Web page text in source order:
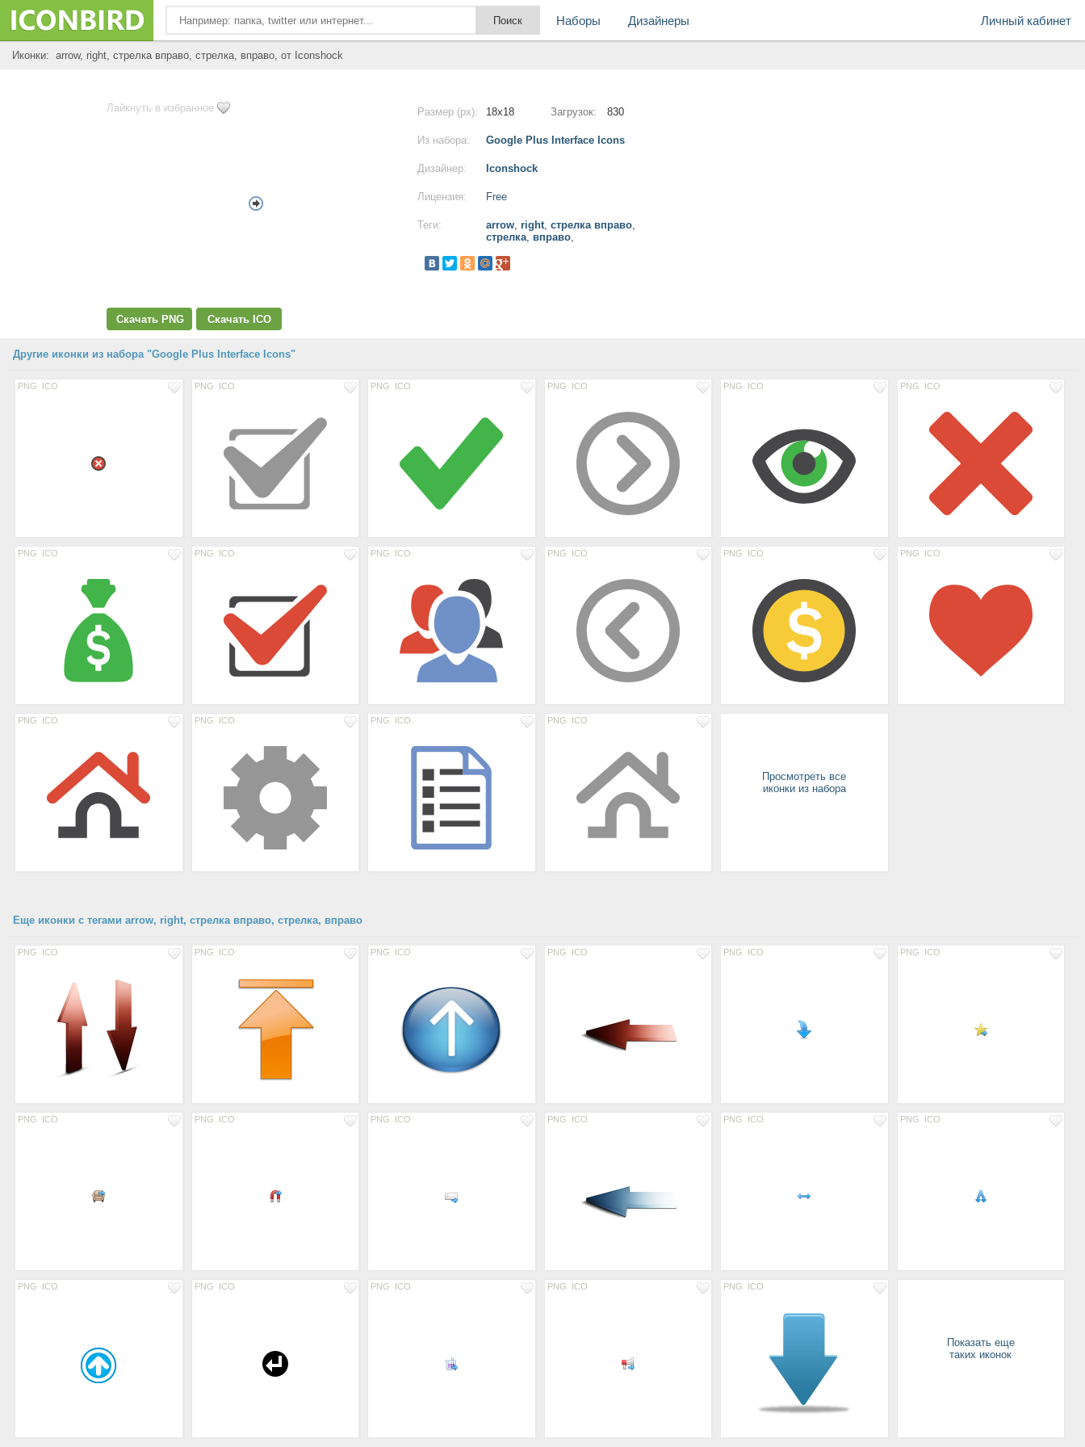
Личный кабинет
Наборы Дизайнеры
Иконки: arrow, right, стрелка вправо, стрелка, вправо, от Iconshock
Лайкнуть в избранное
Скачать PNG Скачать ICO
Размер (px): 18x18 Загрузок: 830
Из набора: Google Plus Interface Icons
Дизайнер: Iconshock
Лицензия: Free
Теги: arrow, right, стрелка вправо,
стрелка, вправо,
Другие иконки из набора "Google Plus Interface Icons"
PNG ICO PNG ICO PNG ICO PNG ICO PNG ICO PNG ICO
PNG ICO PNG ICO PNG ICO PNG ICO PNG ICO PNG ICO
PNG ICO PNG ICO PNG ICO PNG ICO
Просмотреть все
иконки из набора
Еще иконки с тегами arrow, right, стрелка вправо, стрелка, вправо
PNG ICO PNG ICO PNG ICO PNG ICO PNG ICO PNG ICO
PNG ICO PNG ICO PNG ICO PNG ICO PNG ICO PNG ICO
PNG ICO PNG ICO PNG ICO PNG ICO PNG ICO
Показать еще
таких иконок